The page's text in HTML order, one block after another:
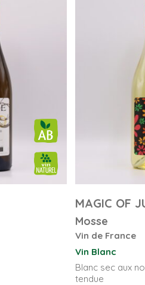
MAGIC OF
Mosse
Vin de France
Vin Blanc
Blanc sec aux
tendue